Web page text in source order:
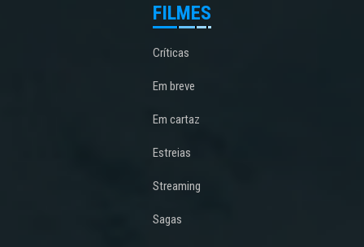
FILMES
Críticas
Em breve
Em cartaz
Estreias
Streaming
Sagas